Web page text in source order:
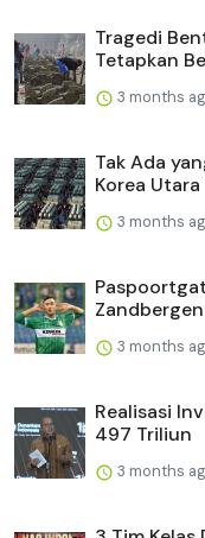
Tragedi
Tetapkan
3 months
Tak Ada
Korea Utara
3 months
3 months
Realisasi
497 Triliun
3 months